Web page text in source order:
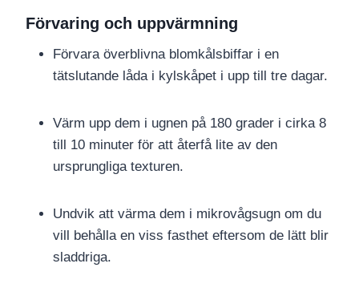
Förvaring och uppvärmning
Förvara överblivna blomkålsbiffar i en
tätslutande låda i kylskåpet i upp till tre dagar.
Värm upp dem i ugnen på 180 grader i cirka 8
till 10 minuter för att återfå lite av den
ursprungliga texturen.
Undvik att värma dem i mikrovågsugn om du
vill behålla en viss fasthet eftersom de lätt blir
sladdriga.